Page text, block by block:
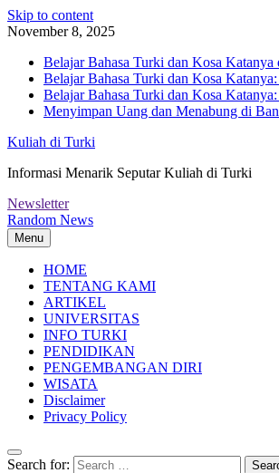
Skip to content
November 8, 2025
Belajar Bahasa Turki dan Kosa
Belajar Bahasa Turki dan Kosa
Belajar Bahasa Turki dan Kosa
Menyimpan Uang dan Menabung di
Kuliah di Turki
Informasi Menarik Seputar Kuliah di Turki
Newsletter
Random News
Menu
HOME
TENTANG KAMI
ARTIKEL
UNIVERSITAS
INFO TURKI
PENDIDIKAN
PENGEMBANGAN DIRI
WISATA
Disclaimer
Privacy Policy
Search for: